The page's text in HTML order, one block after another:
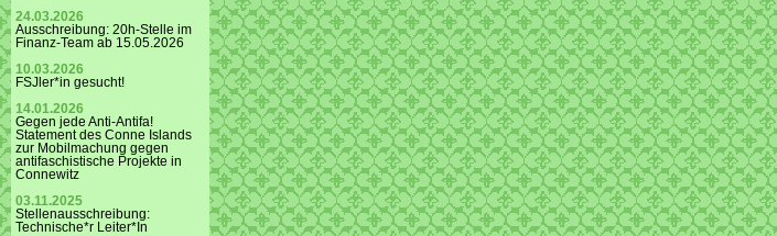
24.03.2026
Ausschreibung: 20h-Stelle im
Finanz-Team ab 15.05.2026
10.03.2026
FSJler*in gesucht!
14.01.2026
Gegen jede Anti-Antifa!
Statement des Conne Islands
zur Mobilmachung gegen
antifaschistische Projekte in
Connewitz
03.11.2025
Stellenausschreibung:
Technische*r Leiter*In